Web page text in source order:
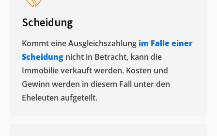
Scheidung
Kommt eine Ausgleichszahlung im Falle einer
Scheidung nicht in Betracht, kann die
Immobilie verkauft werden. Kosten und
Gewinn werden in diesem Fall unter den
Eheleuten aufgeteilt.​